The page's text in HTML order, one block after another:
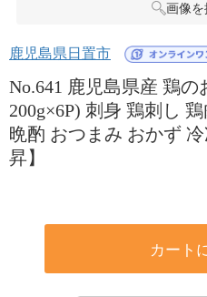
画像を
鹿児島県日置市
No.641 鹿児島県産 鶏の
200g×6P) 刺身 鶏刺し
晩酌 おつまみ おかず
昇】
カート